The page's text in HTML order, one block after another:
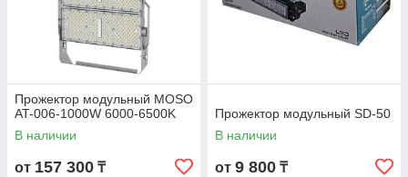
Прожектор модульный MOSO
AT-006-1000W 6000-6500K
В наличии
от 157 300 ₸
Прожектор модульный SD-50
В наличии
от 9 800 ₸